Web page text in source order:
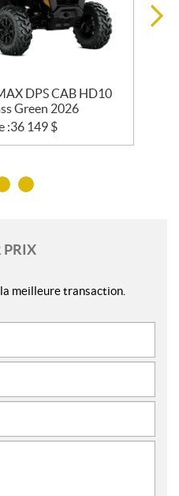
DPS CAB HD10
Green 2026
:36 149 $
PRIX
meilleure transaction.